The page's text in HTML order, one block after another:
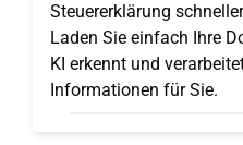
Steuererklärung
Laden Sie einfach Ihre
KI erkennt und
Informationen für Sie.